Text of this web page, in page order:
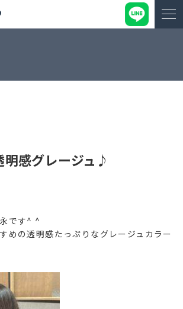
式サイト】
明感グレージュ♪
です^ ^
めの透明感たっぷりなグレージュカラー